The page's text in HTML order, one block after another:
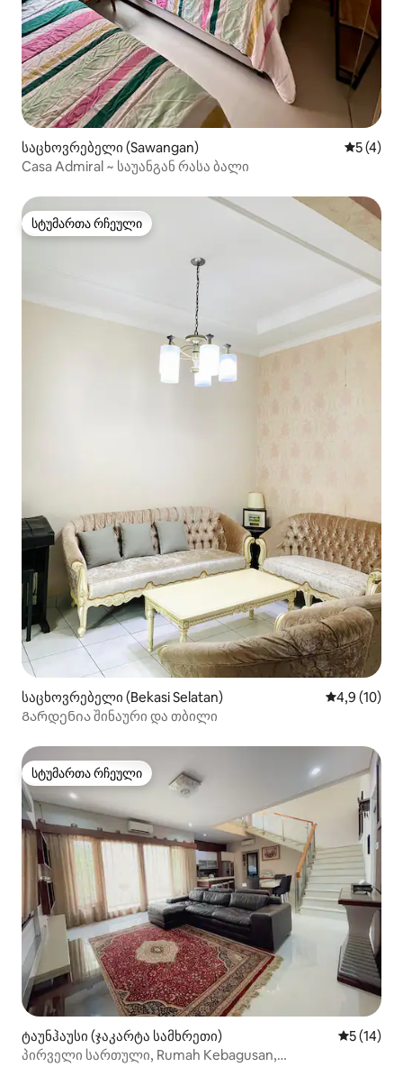
საცხოვრებელი (Sawangan)
5 (4)
Casa Admiral ~ საუანგან რასა ბალი
სტუმართა რჩეული
სტუმართა რჩეული
საცხოვრებელი (Bekasi Selatan) საშუალო
4,9 (10)
Გარდენია შინაური და თბილი
სტუმართა რჩეული
სტუმართა რჩეული
ტაუნჰაუსი (ჯაკარტა სამხრეთი) საშუალო
5 (14)
პირველი სართული, Rumah Kebagusan,